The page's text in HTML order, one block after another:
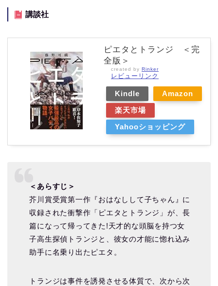
講談社
ピエタとトランジ ＜完
全版＞
created by Rinker
レビューリンク
Kindle
Amazon
楽天市場
Yahooショッピング
＜あらすじ＞
芥川賞受賞第一作『おはなしして子ちゃん』に
収録された衝撃作「ピエタとトランジ」が、長
篇になって帰ってきた!天才的な頭脳を持つ女
子高生探偵トランジと、彼女の才能に惚れ込み
助手に名乗り出たピエタ。
トランジは事件を誘発させる体質で、次から次